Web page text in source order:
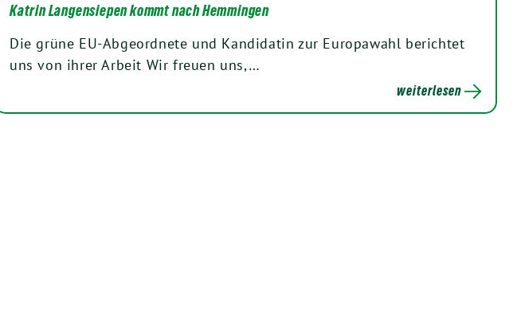
Katrin Langensiepen kommt nach Hemmingen
Die grüne EU-Abgeordnete und Kandidatin zur Europawahl berichtet
uns von ihrer Arbeit Wir freuen uns,…
weiterlesen